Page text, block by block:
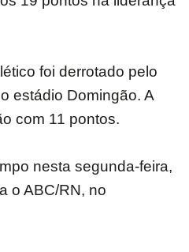
foi derrotado pelo
estádio Domingão. A
com 11 pontos.
nesta segunda-feira,
o ABC/RN, no